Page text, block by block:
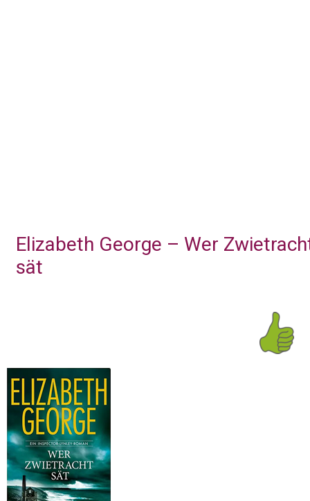
Elizabeth George – Wer
sät